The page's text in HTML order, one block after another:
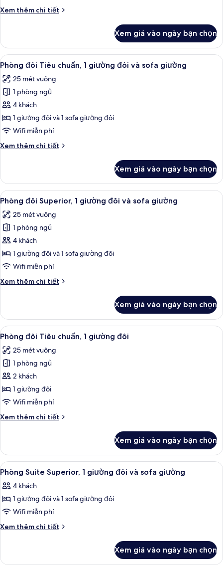
Tiêu
giường
đơn
Xem thêm chi tiết
Chi
Phòng
giường
Tiêu
chuẩn,
giường
đơn
Xem giá vào ngày bạn chọn
Xem
tất
cả
ảnh
Phòng
đôi
Tiêu
1
và
sofa
giường
Két bảo mật tại phòng, khu vực làm
7
Phòng đôi Tiêu chuẩn, 1 giường đôi và sofa giường
25 mét vuông
1 phòng ngủ
4 khách
1 giường đôi và 1 sofa giường đôi
Wifi miễn phí
Xem thêm chi tiết
Chi
Phòng
đôi
Tiêu
chuẩn,
giường
và
sofa
giường
Xem giá vào ngày bạn chọn
Xem
tất
cả
ảnh
Phòng
đôi
Superior,
giường
sofa
giường
Két bảo mật tại phòng, khu vực làm
7
Phòng đôi Superior, 1 giường đôi và sofa giường
25 mét vuông
1 phòng ngủ
4 khách
1 giường đôi và 1 sofa giường đôi
Wifi miễn phí
Xem thêm chi tiết
Chi
Phòng
đôi
Superior,
giường
đôi
sofa
giường
Xem giá vào ngày bạn chọn
Xem
tất
cả
ảnh
Phòng
đôi
Tiêu
1
Phòng đôi Tiêu chuẩn, 1 giường đôi
5
Phòng đôi Tiêu chuẩn, 1 giường đôi
25 mét vuông
1 phòng ngủ
2 khách
1 giường đôi
Wifi miễn phí
Xem thêm chi tiết
Chi
Phòng
đôi
Tiêu
chuẩn,
giường
Xem giá vào ngày bạn chọn
Xem
tất
cả
ảnh
Phòng
Suite
giường
Phòng Suite Superior, 1 giường đôi
6
Phòng Suite Superior, 1 giường đôi và sofa giường
4 khách
1 giường đôi và 1 sofa giường đôi
Wifi miễn phí
Xem thêm chi tiết
Chi
Phòng
Xem giá vào ngày bạn chọn